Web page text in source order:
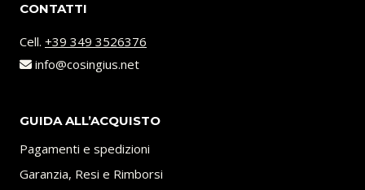
CONTATTI
Cell. +39 349 3526376
info@cosingius.net
GUIDA ALL’ACQUISTO
Pagamenti e spedizioni
Garanzia, Resi e Rimborsi